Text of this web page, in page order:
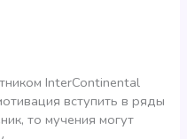
InterContinental
вступить в ряды
то мучения могут